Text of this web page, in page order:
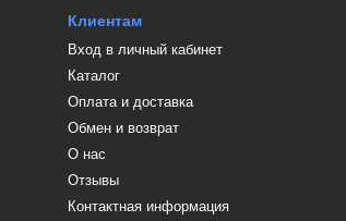
Клиентам
Вход в личный кабинет
Каталог
Оплата и доставка
Обмен и возврат
О нас
Отзывы
Контактная информация